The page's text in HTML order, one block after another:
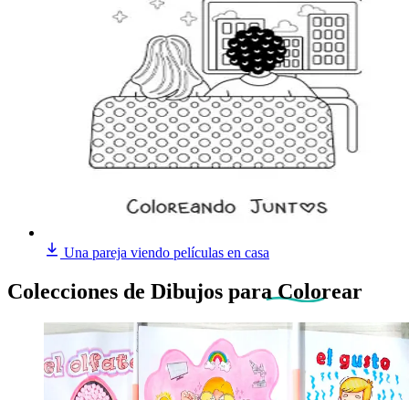
Una pareja viendo películas en casa
Colecciones de Dibujos para Colorear